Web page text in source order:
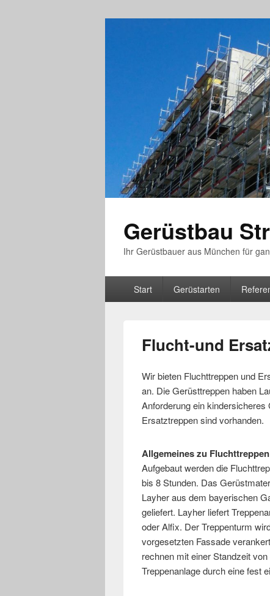
Gerüstbau
Ihr Gerüstbauer aus München für
Start Gerüstarten
Flucht-und
Wir bieten Fluchttreppen und
an. Die Gerüsttreppen haben
Anforderung ein kindersicheres
Ersatztreppen sind vorhanden.
Allgemeines zu
Aufgebaut werden die
bis 8 Stunden. Das
Layher aus dem bayerischen
geliefert. Layher liefert
oder Alfix. Der Treppenturm
vorgesetzten Fassade
rechnen mit einer Standzeit
Treppenanlage durch eine fest